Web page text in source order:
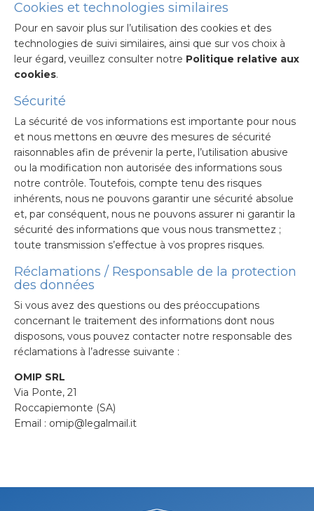
Cookies et technologies similaires
Pour en savoir plus sur l’utilisation des cookies et des
technologies de suivi similaires, ainsi que sur vos choix à
leur égard, veuillez consulter notre Politique relative aux
cookies.
Sécurité
La sécurité de vos informations est importante pour nous
et nous mettons en œuvre des mesures de sécurité
raisonnables afin de prévenir la perte, l’utilisation abusive
ou la modification non autorisée des informations sous
notre contrôle. Toutefois, compte tenu des risques
inhérents, nous ne pouvons garantir une sécurité absolue
et, par conséquent, nous ne pouvons assurer ni garantir la
sécurité des informations que vous nous transmettez ;
toute transmission s’effectue à vos propres risques.
Réclamations / Responsable de la protection
des données
Si vous avez des questions ou des préoccupations
concernant le traitement des informations dont nous
disposons, vous pouvez contacter notre responsable des
réclamations à l’adresse suivante :
OMIP SRL
Via Ponte, 21
Roccapiemonte (SA)
Email : omip@legalmail.it